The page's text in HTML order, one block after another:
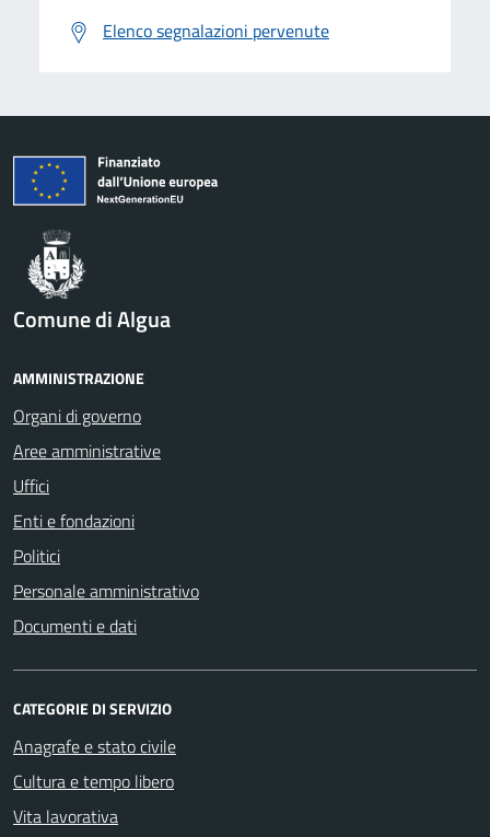
Elenco segnalazioni pervenute
Comune di Algua
AMMINISTRAZIONE
Organi di governo
Aree amministrative
Uffici
Enti e fondazioni
Politici
Personale amministrativo
Documenti e dati
CATEGORIE DI SERVIZIO
Anagrafe e stato civile
Cultura e tempo libero
Vita lavorativa